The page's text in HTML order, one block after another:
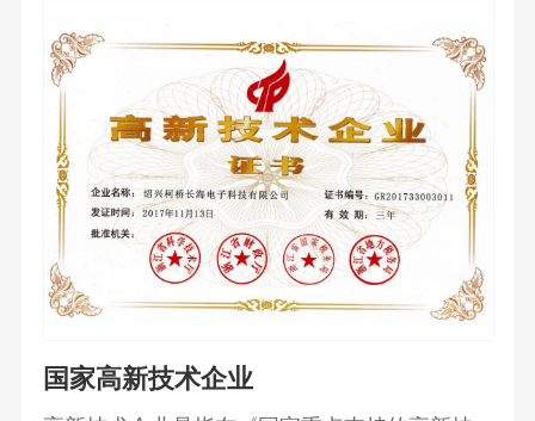
指信息系统安全等级保护。
国家高新技术企业